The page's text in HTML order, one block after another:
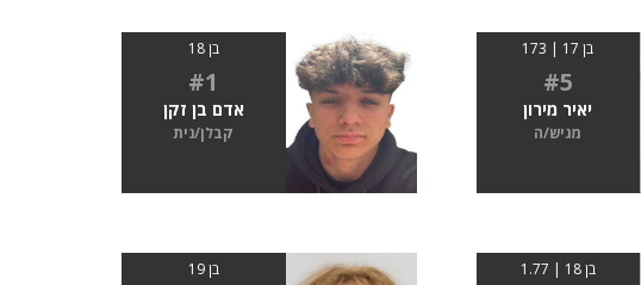
בן 17 | 173
#5
יאיר מירון
מגיש/ה
בן 18
#1
אדם בן זקן
קבלן/נית
בן 18 | 1.77 בן 19